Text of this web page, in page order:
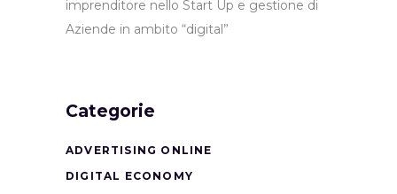
imprenditore nello Start Up e gestione di
Aziende in ambito “digital”
Categorie
ADVERTISING ONLINE
DIGITAL ECONOMY